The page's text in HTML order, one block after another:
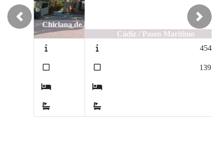
Cádiz / Paseo Marítimo
Previous Next